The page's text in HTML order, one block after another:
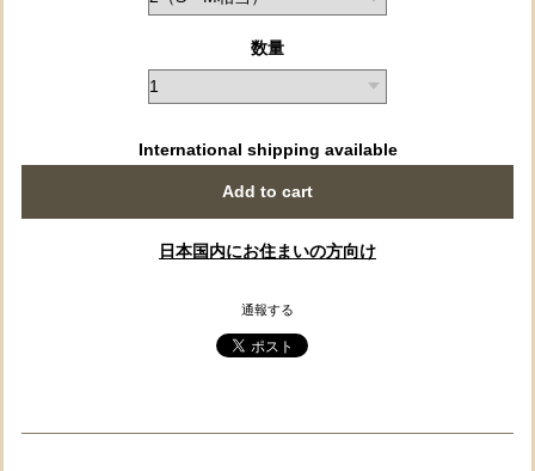
数量
International shipping available
Add to cart
日本国内にお住まいの方向け
通報する